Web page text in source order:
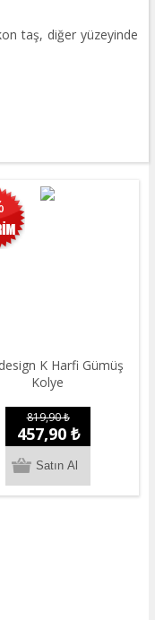
taş, diğer yüzeyinde
K Harfi Gümüş
Kolye
819,90 ₺
457,90 ₺